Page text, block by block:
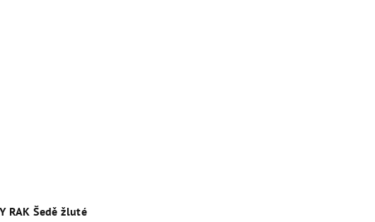
RAK Šedě žluté